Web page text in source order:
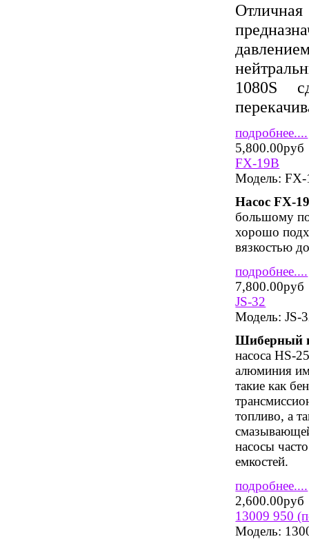
1080S
подробнее....
5,800.00руб
FX-19B
Модель:
Насос FX-
большому
хорошо
вязкостью
подробнее....
7,800.00руб
JS-32
Модель: JS-
Шиберный
насоса НS-
алюминия
такие как
топливо, а
насосы
емкостей.
подробнее....
2,600.00руб
13009 950
Модель: